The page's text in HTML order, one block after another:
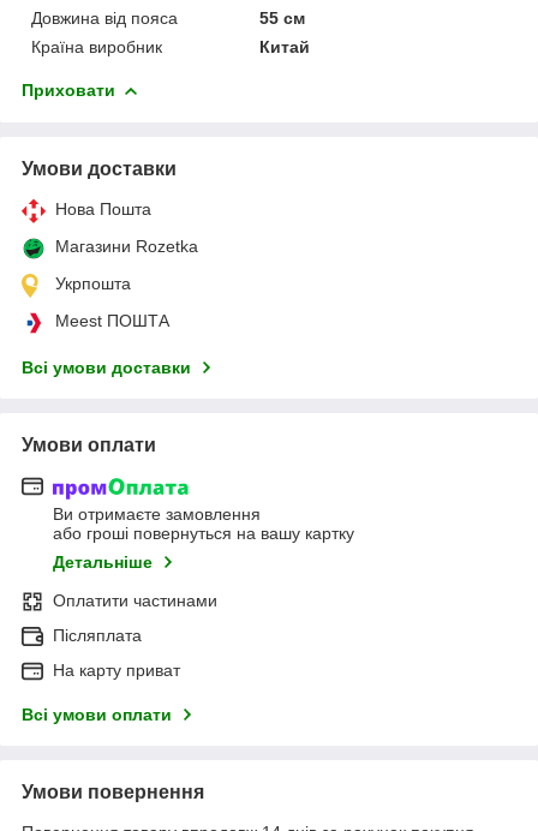
Довжина від пояса
55 см
Країна виробник
Китай
Приховати
Умови доставки
Нова Пошта
Магазини Rozetka
Укрпошта
Meest ПОШТА
Всі умови доставки
Умови оплати
Ви отримаєте замовлення
або гроші повернуться на вашу картку
Детальніше
Оплатити частинами
Післяплата
На карту приват
Всі умови оплати
Умови повернення